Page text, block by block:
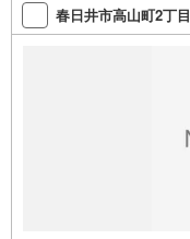
春日井市高山町2丁目